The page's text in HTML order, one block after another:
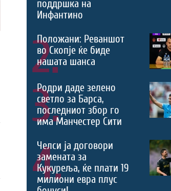
поддршка на
Инфантино
2.
Положани: Реваншот
во Скопје ќе биде
нашата шанса
3.
Родри даде зелено
светло за Барса,
последниот збор го
има Манчестер Сити
4.
Челси ја договори
замената за
Кукуреља, ќе плати 19
милиони евра плус